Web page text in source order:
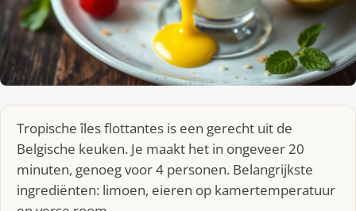
Tropische îles flottantes is een gerecht uit de
Belgische keuken. Je maakt het in ongeveer 20
minuten, genoeg voor 4 personen. Belangrijkste
ingrediënten: limoen, eieren op kamertemperatuur